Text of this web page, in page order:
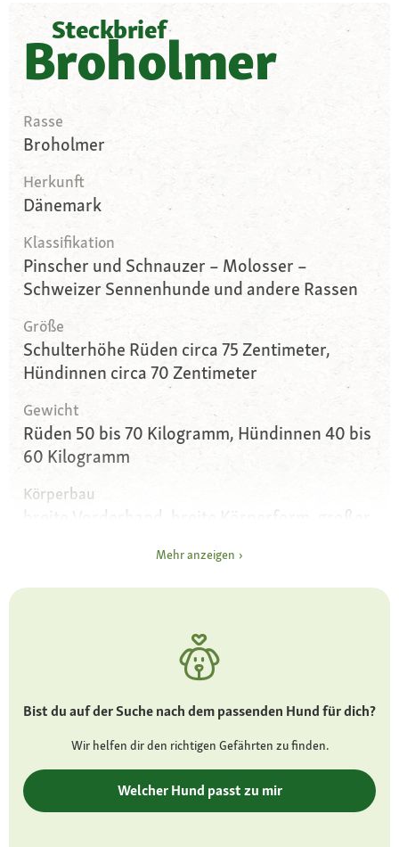
Steckbrief
Broholmer
Rasse
Broholmer
Herkunft
Dänemark
Klassifikation
Pinscher und Schnauzer – Molosser –
Schweizer Sennenhunde und andere Rassen
Größe
Schulterhöhe Rüden circa 75 Zentimeter,
Hündinnen circa 70 Zentimeter
Gewicht
Rüden 50 bis 70 Kilogramm, Hündinnen 40 bis
60 Kilogramm
Körperbau
breite Vorderhand, breite Körperform, großer
Schlappohren, hoch angesetzt, auf den
Wangen liegend
Fell und Farbe
kurzes Fell, Farben: Gelb, Rot, Schwarz
Besonderheiten
Mehr anzeigen
Bist du auf der Suche nach dem passenden Hund für dich?
Wir helfen dir den richtigen Gefährten zu finden.
Welcher Hund passt zu mir